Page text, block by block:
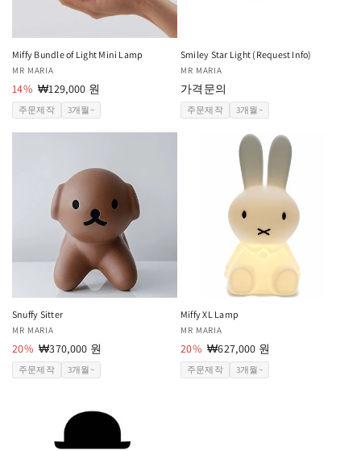
Miffy Bundle of Light Mini Lamp
공
급
업
체:
MR MARIA
14% 할
인
가
₩129,000 원
주문제작 3개월~
Smiley Star Light (Request Info)
공
급
업
체:
MR MARIA
가격문의
주문제작 3개월~
Snuffy Sitter
공
급
업
체:
MR MARIA
20% 할
인
가
₩370,000 원
주문제작 3개월~
Miffy XL Lamp
공
급
업
체:
MR MARIA
20% 할
인
가
₩627,000 원
주문제작 3개월~